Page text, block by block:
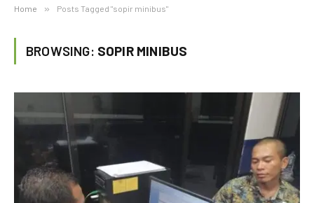
Home » Posts Tagged "sopir minibus"
BROWSING: SOPIR MINIBUS